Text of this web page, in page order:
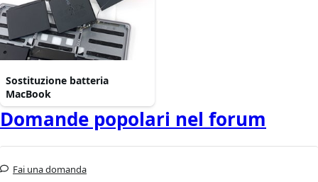
Sostituzione batteria
MacBook
Domande popolari nel forum
Fai una domanda